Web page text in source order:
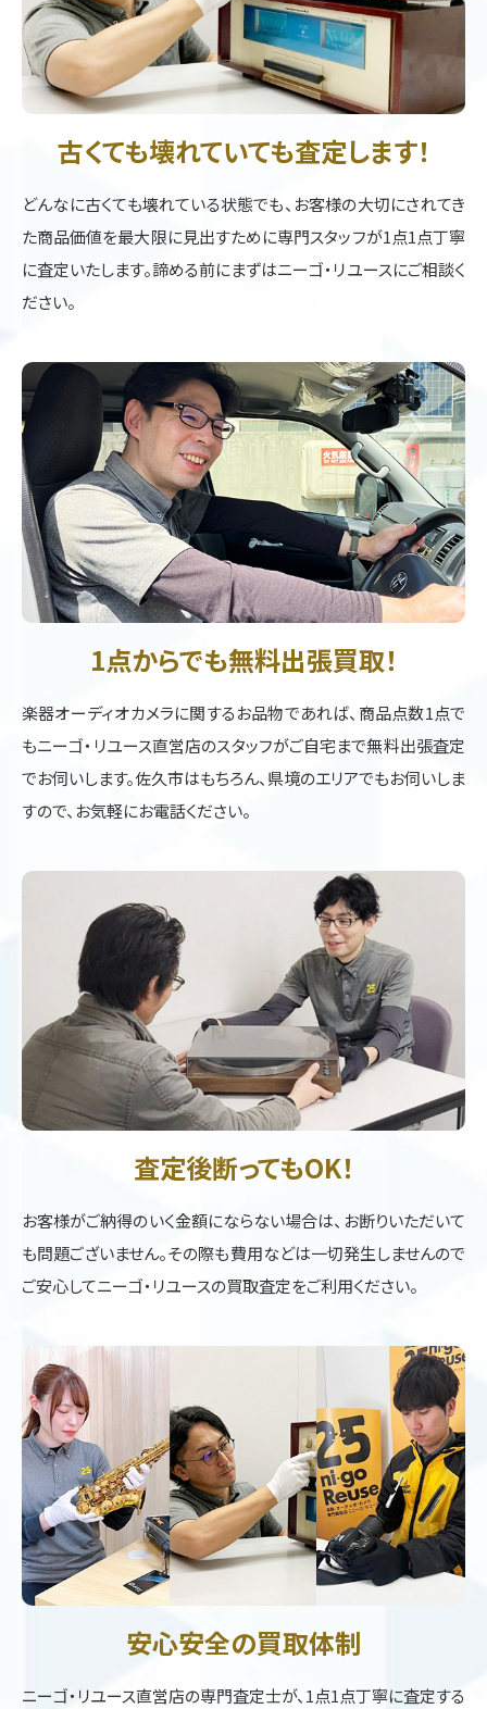
古くても壊れていても査定します！
どんなに古くても壊れている状態でも、お客様の大切にされてき
た商品価値を最大限に見出すために専門スタッフが1点1点丁寧
に査定いたします。諦める前にまずはニーゴ・リユースにご相談く
ださい。
1点からでも無料出張買取！
楽器オーディオカメラに関するお品物であれば、商品点数1点で
もニーゴ・リユース直営店のスタッフがご自宅まで無料出張査定
でお伺いします。佐久市はもちろん、県境のエリアでもお伺いしま
すので、お気軽にお電話ください。
査定後断ってもOK！
お客様がご納得のいく金額にならない場合は、お断りいただいて
も問題ございません。その際も費用などは一切発生しませんので
ご安心してニーゴ・リユースの買取査定をご利用ください。
安心安全の買取体制
ニーゴ・リユース直営店の専門査定士が、1点1点丁寧に査定する